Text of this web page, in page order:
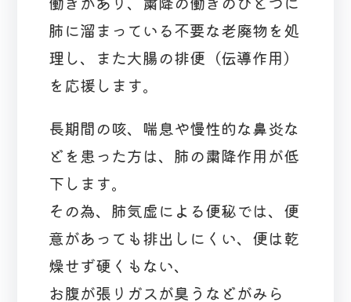
肺に溜まっている不要な老廃物を処
理し、また大腸の排便（伝導作用）
を応援します。
長期間の咳、喘息や慢性的な鼻炎な
どを患った方は、肺の粛降作用が低
下します。
その為、肺気虚による便秘では、便
意があっても排出しにくい、便は乾
燥せず硬くもない、
お腹が張りガスが臭うなどがみら